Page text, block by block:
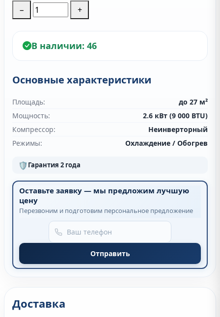
− +
В наличии: 46
Основные характеристики
Площадь:
до 27 м²
Мощность:
2.6 кВт (9 000 BTU)
Компрессор:
Неинверторный
Режимы:
Охлаждение / Обогрев
🛡Гарантия 2 года
Оставьте заявку — мы предложим лучшую
цену
Перезвоним и подготовим персональное предложение
Отправить
Доставка